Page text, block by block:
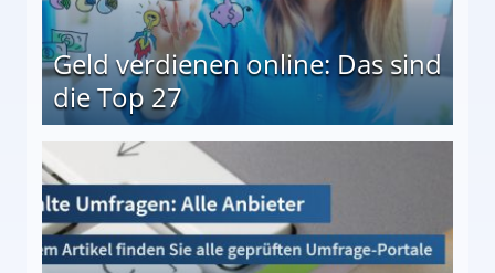
Geld verdienen online: Das sind
die Top 27